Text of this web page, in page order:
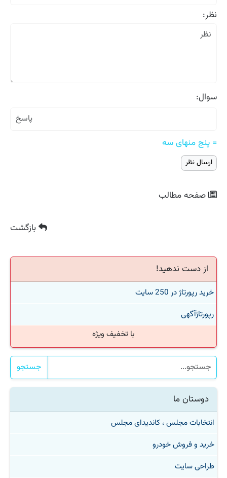
نظر:
سوال:
= پنج منهای سه
صفحه مطالب
بازگشت
از دست ندهید!
خرید رپورتاژ در 250 سایت
رپورتاژآگهی
با تخفیف ویژه
جستجو
دوستان ما
انتخابات مجلس ، کاندیدای مجلس
خرید و فروش خودرو
طراحی سایت